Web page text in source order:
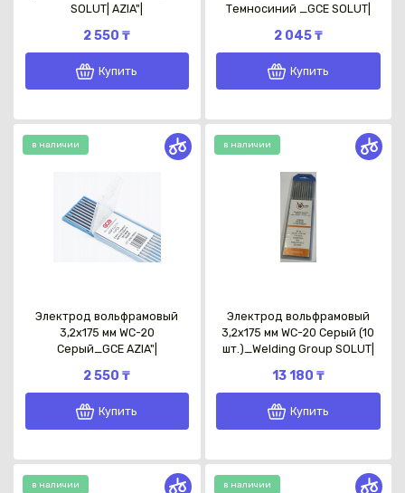
SOLUT| AZIA"|
2 550 ₸
Купить
Темносиний _GCE SOLUT|
2 045 ₸
Купить
в наличии
Электрод вольфрамовый
3,2х175 мм WC-20
Серый_GCE AZIA"|
2 550 ₸
Купить
в наличии
Электрод вольфрамовый
3,2х175 мм WC-20 Серый (10
шт.)_Welding Group SOLUT|
13 180 ₸
Купить
в наличии в наличии